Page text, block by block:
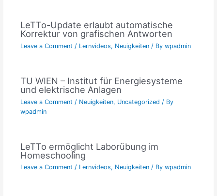
LeTTo-Update erlaubt automatische
Korrektur von grafischen Antworten
Leave a Comment / Lernvideos, Neuigkeiten/ By wpadmin
TU WIEN – Institut für Energiesysteme
und elektrische Anlagen
Leave a Comment / Neuigkeiten, Uncategorized / By
wpadmin
LeTTo ermöglicht Laborübung im
Homeschooling
Leave a Comment / Lernvideos, Neuigkeiten/ By wpadmin